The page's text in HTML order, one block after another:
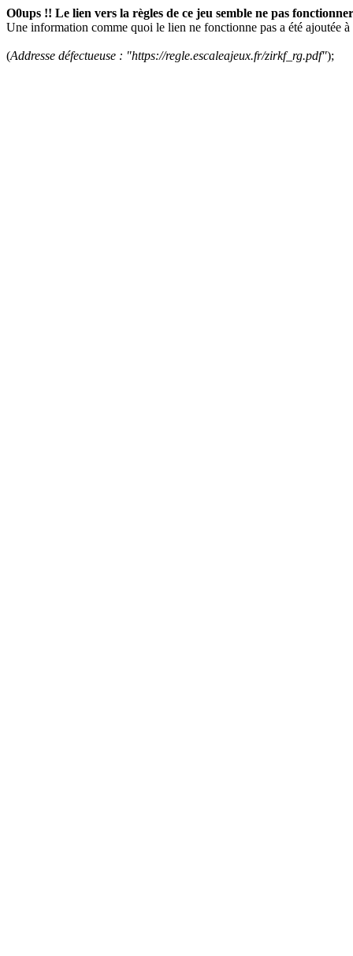
O0ups !! Le lien vers la règles de ce jeu semble ne pas fonctionner
Une information comme quoi le lien ne fonctionne pas a été ajoutée à
(Addresse défectueuse : "https://regle.escaleajeux.fr/zirkf_rg.pdf");